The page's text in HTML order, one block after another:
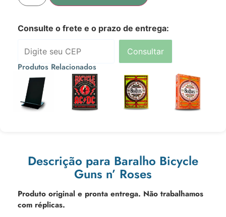
Consulte o frete e o prazo de entrega:
Consultar
Produtos Relacionados
Descrição para Baralho Bicycle
Guns n’ Roses
Produto original e pronta entrega. Não trabalhamos
com réplicas.